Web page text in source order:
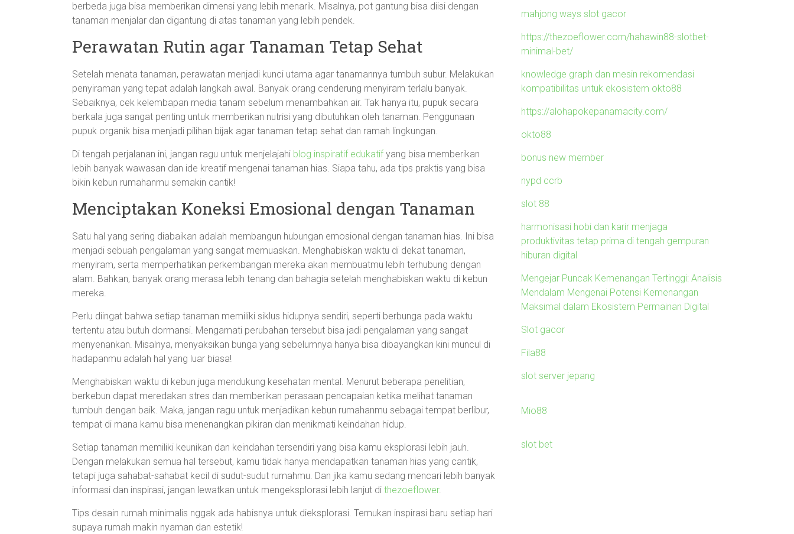
berbeda juga bisa memberikan dimensi yang lebih menarik. Misalnya, pot gantung bisa diisi dengan
tanaman menjalar dan digantung di atas tanaman yang lebih pendek.
Perawatan Rutin agar Tanaman Tetap Sehat
Setelah menata tanaman, perawatan menjadi kunci utama agar tanamannya tumbuh subur. Melakukan
penyiraman yang tepat adalah langkah awal. Banyak orang cenderung menyiram terlalu banyak.
Sebaiknya, cek kelembapan media tanam sebelum menambahkan air. Tak hanya itu, pupuk secara
berkala juga sangat penting untuk memberikan nutrisi yang dibutuhkan oleh tanaman. Penggunaan
pupuk organik bisa menjadi pilihan bijak agar tanaman tetap sehat dan ramah lingkungan.
Di tengah perjalanan ini, jangan ragu untuk menjelajahi blog inspiratif edukatifyang bisa memberikan
lebih banyak wawasan dan ide kreatif mengenai tanaman hias. Siapa tahu, ada tips praktis yang bisa
bikin kebun rumahanmu semakin cantik!
Menciptakan Koneksi Emosional dengan Tanaman
Satu hal yang sering diabaikan adalah membangun hubungan emosional dengan tanaman hias. Ini bisa
menjadi sebuah pengalaman yang sangat memuaskan. Menghabiskan waktu di dekat tanaman,
menyiram, serta memperhatikan perkembangan mereka akan membuatmu lebih terhubung dengan
alam. Bahkan, banyak orang merasa lebih tenang dan bahagia setelah menghabiskan waktu di kebun
mereka.
Perlu diingat bahwa setiap tanaman memiliki siklus hidupnya sendiri, seperti berbunga pada waktu
tertentu atau butuh dormansi. Mengamati perubahan tersebut bisa jadi pengalaman yang sangat
menyenankan. Misalnya, menyaksikan bunga yang sebelumnya hanya bisa dibayangkan kini muncul di
hadapanmu adalah hal yang luar biasa!
Menghabiskan waktu di kebun juga mendukung kesehatan mental. Menurut beberapa penelitian,
berkebun dapat meredakan stres dan memberikan perasaan pencapaian ketika melihat tanaman
tumbuh dengan baik. Maka, jangan ragu untuk menjadikan kebun rumahanmu sebagai tempat berlibur,
tempat di mana kamu bisa menenangkan pikiran dan menikmati keindahan hidup.
Setiap tanaman memiliki keunikan dan keindahan tersendiri yang bisa kamu eksplorasi lebih jauh.
Dengan melakukan semua hal tersebut, kamu tidak hanya mendapatkan tanaman hias yang cantik,
tetapi juga sahabat-sahabat kecil di sudut-sudut rumahmu. Dan jika kamu sedang mencari lebih banyak
informasi dan inspirasi, jangan lewatkan untuk mengeksplorasi lebih lanjut di thezoeflower.
Tips desain rumah minimalis nggak ada habisnya untuk dieksplorasi. Temukan inspirasi baru setiap hari
supaya rumah makin nyaman dan estetik!
mahjong ways slot gacor
https://thezoeflower.com/hahawin88-slotbet-
minimal-bet/
knowledge graph dan mesin rekomendasi
kompatibilitas untuk ekosistem okto88
https://alohapokepanamacity.com/
okto88
bonus new member
nypd ccrb
slot 88
harmonisasi hobi dan karir menjaga
produktivitas tetap prima di tengah gempuran
hiburan digital
Mengejar Puncak Kemenangan Tertinggi: Analisis
Mendalam Mengenai Potensi Kemenangan
Maksimal dalam Ekosistem Permainan Digital
Slot gacor
Fila88
slot server jepang
Mio88
slot bet